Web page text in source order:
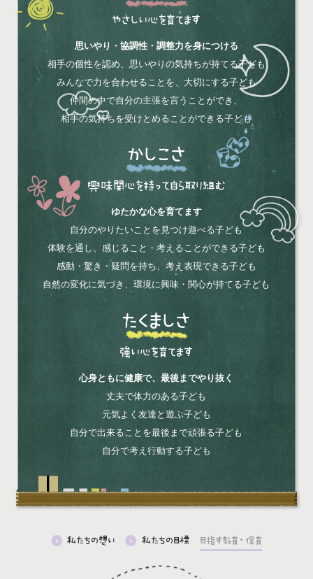
やさしい心を育てます
思いやり・協調性・調整力を身につける
相手の個性を認め、思いやりの気持ちが持てる子ども
みんなで力を合わせることを、大切にする子ども
仲間の中で自分の主張を言うことができ、
相手の気持ちを受けとめることができる子ども
かしこさ
興味関心を持って自ら取り組む
ゆたかな心を育てます
自分のやりたいことを見つけ遊べる子ども
体験を通し、感じること・考えることができる子ども
感動・驚き・疑問を持ち、考え表現できる子ども
自然の変化に気づき、環境に興味・関心が持てる子ども
たくましさ
強い心を育てます
心身ともに健康で、最後までやり抜く
丈夫で体力のある子ども
元気よく友達と遊ぶ子ども
自分で出来ることを最後まで頑張る子ども
自分で考え行動する子ども
私たちの想い 私たちの目標 目指す教育・保育